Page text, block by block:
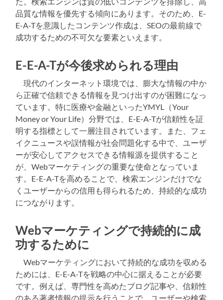
品質な情報を優先する傾向にあります。そのため、E-
E-A-Tを意識したコンテンツ作成は、SEOの最前線で
成功するための不可欠な要素といえます。
E-E-A-Tが今後求められる理由
現代のインターネット環境では、膨大な情報の中か
ら正確で信頼できる情報を見つけ出すのが困難になっ
ています。特に医療や金融といったYMYL（Your
Money or Your Life）分野では、E-E-A-Tが信頼性を証
明する指標として一層注目されています。また、フェ
イクニュースや誤情報が社会問題化する中で、ユーザ
ーが安心してアクセスできる情報源を提供すること
が、Webマーケティングの重要な使命となっていま
す。E-E-A-Tを高めることで、検索エンジンだけでな
くユーザーからの信用も得られるため、持続的な成功
につながります。
Webマーケティングで持続的に成
功するために
Webマーケティングにおいて持続的な成功を収める
ためには、E-E-A-Tを戦略の中心に据えることが必要
です。例えば、専門性を高めたブログ記事や、信頼性
のある著者情報の提示を行うことで、ユーザーや検索